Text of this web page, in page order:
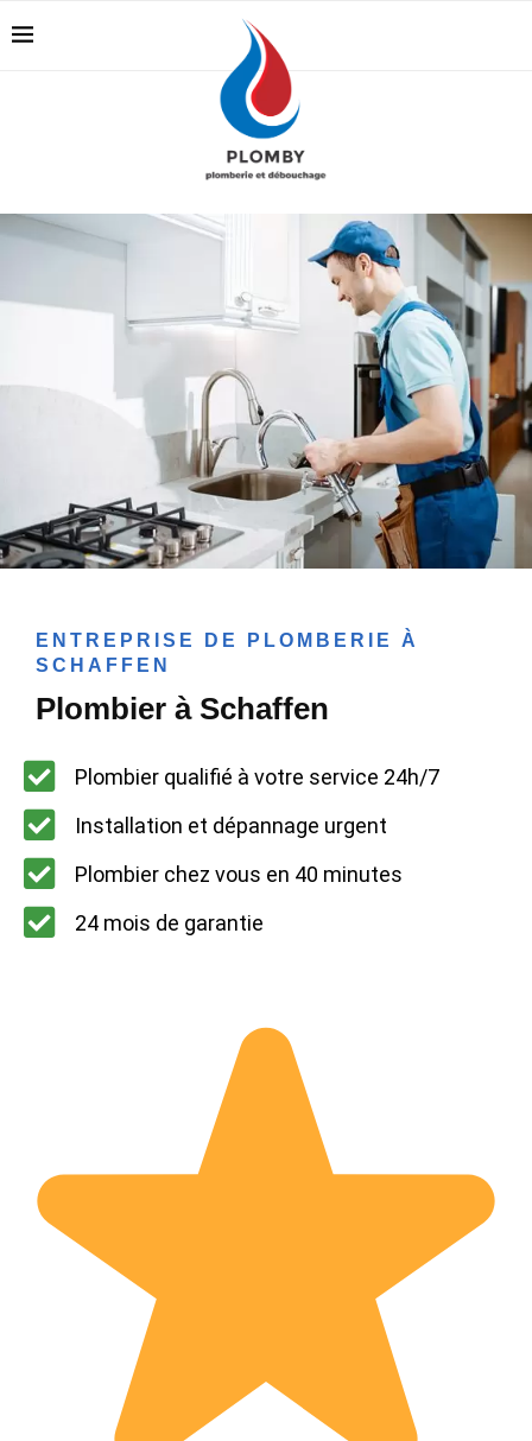
ENTREPRISE DE PLOMBERIE À
SCHAFFEN
Plombier à Schaffen
Plombier qualifié à votre service 24h/7
Installation et dépannage urgent
Plombier chez vous en 40 minutes
24 mois de garantie